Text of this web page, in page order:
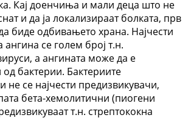
Кај доенчиња и мали деца што не
и да ја локализираат болката, прв
биде одбивањето храна. Најчести
се голем број т.н.
а ангината може да е
бактерии. Бактериите
не се најчести предизвикувачи,
бета-хемолитични (пиогени
т.н. стрептококна